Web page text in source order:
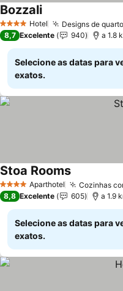
4 EstrelasHotel Designs de
BozzaliVer preços
8,7 Excelente 940 a 1.8
Selecione as datas para
exatos.
4 EstrelasAparthotel Cozinhas
Stoa RoomsVer preços
8,8 Excelente 605 a 1.9
Selecione as datas para
exatos.